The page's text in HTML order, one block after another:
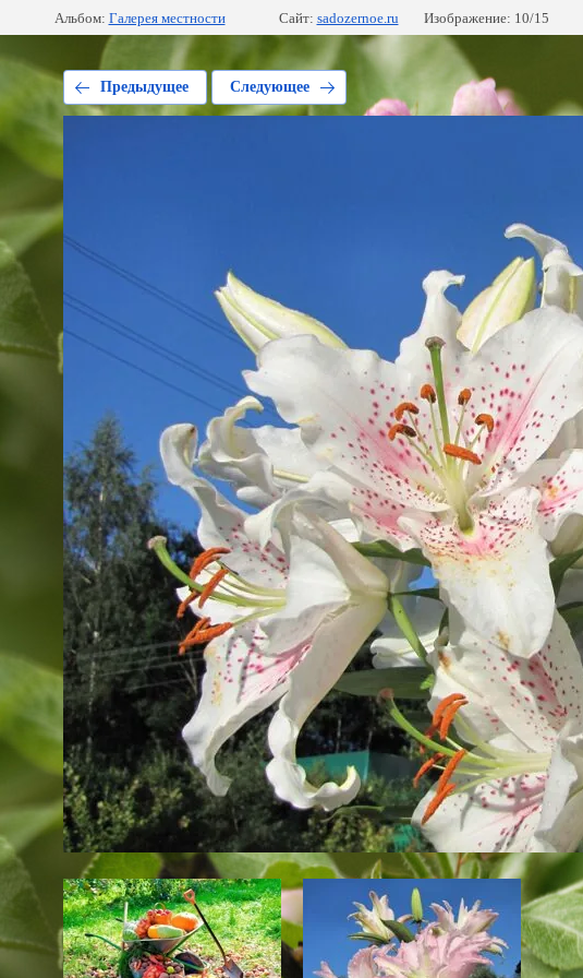
Альбом: Галерея местности Сайт: sadozernoe.ru Изображение: 10/15
Предыдущее Следующее